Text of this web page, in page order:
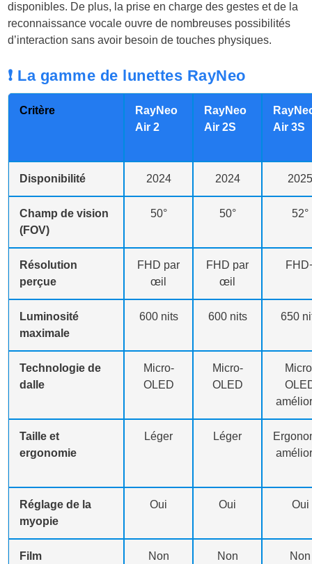
disponibles. De plus, la prise en charge des gestes et de la
reconnaissance vocale ouvre de nombreuses possibilités
d’interaction sans avoir besoin de touches physiques.
❗ La gamme de lunettes RayNeo
Critère
RayNeo
Air 2
RayNeo
Air 2S
Air 3S
Disponibilité 2024 2024
Champ de vision
(FOV)
50° 50° 52°
Résolution
perçue
FHD par
œil
FHD par
œil
Luminosité
maximale
600 nits 600 nits 650
Technologie de
dalle
Micro-
OLED
Micro-
OLED
Taille et
ergonomie
Léger Léger
Réglage de la
myopie
Oui Oui Oui
Film
Non Non Non